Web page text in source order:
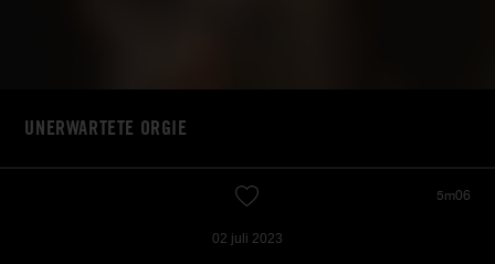
UNERWARTETE ORGIE
5m06
02 juli 2023